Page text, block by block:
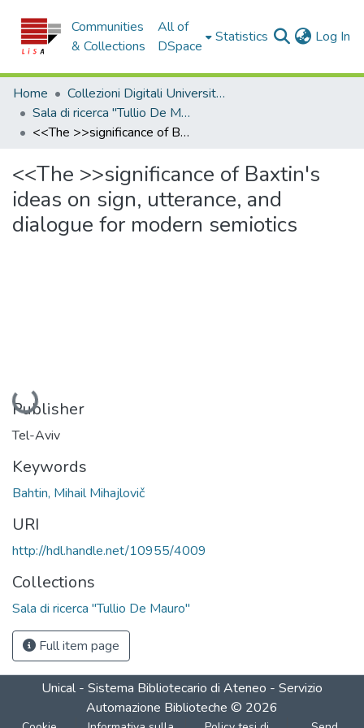
Communities
& Collections
All of
DSpace
Statistics Log In
Home
Collezioni Digitali Università della Calabria
Sala di ricerca "Tullio De Mauro"
<<The >>significance of Baxtin's ideas on sign, utterance, and dialogue for modern semiotics
<<The >>significance of Baxtin's
ideas on sign, utterance, and
dialogue for modern semiotics
Loading...
Publisher
Tel-Aviv
Keywords
Bahtin, Mihail Mihajlovič
URI
http://hdl.handle.net/10955/4009
Collections
Sala di ricerca "Tullio De Mauro"
Full item page
Unical - Sistema Bibliotecario di Ateneo - Servizio
Automazione Biblioteche © 2026